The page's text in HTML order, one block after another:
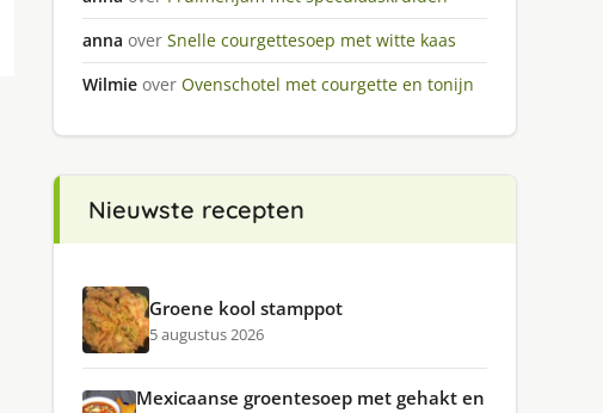
anna over Snelle courgettesoep met witte kaas
Wilmie over Ovenschotel met courgette en tonijn
Nieuwste recepten
Groene kool stamppot
5 augustus 2026
Mexicaanse groentesoep met gehakt en